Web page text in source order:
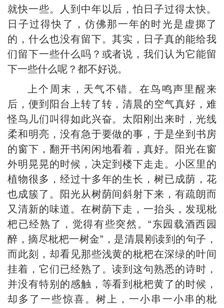
就快一些。人到中年以后，怕日子过得太快。
日子过得快了，仿佛那一年的时光是虚掷了
的，什么也没有留下。其实，日子真的能给我
们留下一些什么吗？或者说，我们认为它能留
下一些什么呢？都不好说。
上个周末，天气不错。在鸟鸣声里醒来
后，便到阳台上转了转，清晨的空气真好，难
怪鸟儿们叫得如此兴奋。太阳刚出来时，光线
柔和明亮，没有急于要做的事，于是坐到书房
的窗下，翻开书闲闲地看着，真好。阳光在窗
外明晃晃的时候，决定到楼下走走。小区里的
植物很多，经过十多年的生长，树已成荫，花
也成簇了。阳光从树荫间斜射下来，有疏朗而
又清新的味道。在树荫下走，一抬头，发现枇
杷已经熟了，觉得有些突然。“东园载酒西园
醉，摘尽枇杷一树金”，是清晨刚读到的句子，
而此刻，却看见那些浅黄的枇杷在深绿的叶间
挂着，它们已经熟了。读到这句熟悉的诗时，
并没有特别的感触，等看到枇杷黄了的时候，
却多了一些惊喜。树上，一小串一小串的枇